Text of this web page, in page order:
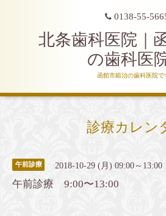
0138-55-
北条歯科医院｜
の歯科医
函館市鍛治の歯科医院で
診療カレン
午前診療 2018-10-29 (月) 09:00～13:00
午前診療 9:00〜13:00